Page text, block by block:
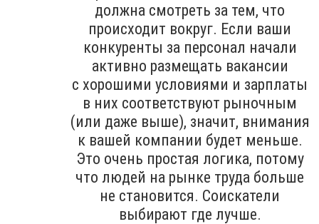
должна смотреть за тем, что
происходит вокруг. Если ваши
конкуренты за персонал начали
активно размещать вакансии
с хорошими условиями и зарплаты
в них соответствуют рыночным
(или даже выше), значит, внимания
к вашей компании будет меньше.
Это очень простая логика, потому
что людей на рынке труда больше
не становится. Соискатели
выбирают где лучше.